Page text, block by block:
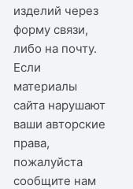
изделий через
форму связи,
либо на почту.
Если
материалы
сайта нарушают
ваши авторские
права,
пожалуйста
сообщите нам